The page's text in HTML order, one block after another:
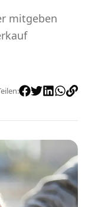
mitgeben
: